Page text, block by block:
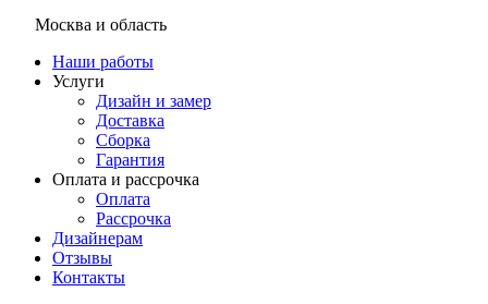
Москва и область
Наши работы
Услуги
Дизайн и замер
Доставка
Сборка
Гарантия
Оплата и рассрочка
Оплата
Рассрочка
Дизайнерам
Отзывы
Контакты